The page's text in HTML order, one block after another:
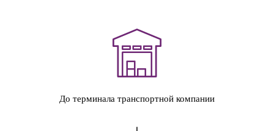
До терминала транспортной компании